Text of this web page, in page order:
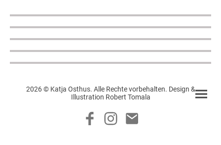
2026 © Katja Osthus. Alle Rechte vorbehalten. Design &
Illustration Robert Tomala